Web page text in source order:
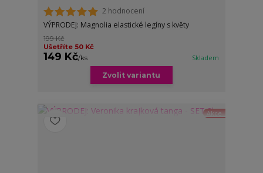
2 hodnocení
VÝPRODEJ: Magnolia elastické legíny s květy
199 Kč
Ušetříte 50 Kč
149 Kč/ks Skladem
Zvolit variantu
Akce